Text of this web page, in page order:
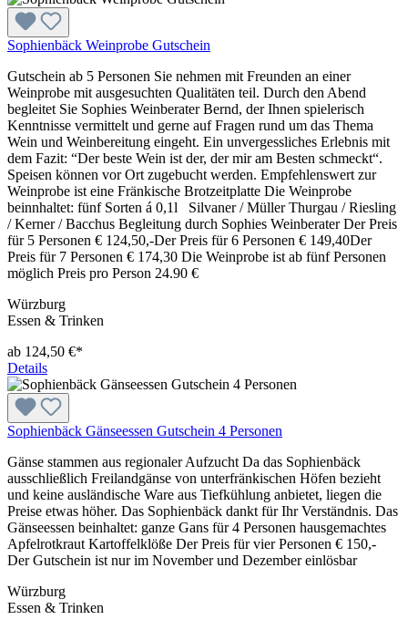
Sophienbäck Weinprobe Gutschein
Gutschein ab 5 Personen Sie nehmen mit Freunden an einer
Weinprobe mit ausgesuchten Qualitäten teil. Durch den Abend
begleitet Sie Sophies Weinberater Bernd, der Ihnen spielerisch
Kenntnisse vermittelt und gerne auf Fragen rund um das Thema
Wein und Weinbereitung eingeht. Ein unvergessliches Erlebnis mit
dem Fazit: “Der beste Wein ist der, der mir am Besten schmeckt“.
Speisen können vor Ort zugebucht werden. Empfehlenswert zur
Weinprobe ist eine Fränkische Brotzeitplatte Die Weinprobe
beinnhaltet: fünf Sorten á 0,1l Silvaner / Müller Thurgau / Riesling
/ Kerner / Bacchus Begleitung durch Sophies Weinberater Der Preis
für 5 Personen € 124,50,-Der Preis für 6 Personen € 149,40Der
Preis für 7 Personen € 174,30 Die Weinprobe ist ab fünf Personen
möglich Preis pro Person 24.90 €
Würzburg
Essen & Trinken
ab 124,50 €*
Details
Sophienbäck Gänseessen Gutschein 4 Personen
Gänse stammen aus regionaler Aufzucht Da das Sophienbäck
ausschließlich Freilandgänse von unterfränkischen Höfen bezieht
und keine ausländische Ware aus Tiefkühlung anbietet, liegen die
Preise etwas höher. Das Sophienbäck dankt für Ihr Verständnis. Das
Gänseessen beinhaltet: ganze Gans für 4 Personen hausgemachtes
Apfelrotkraut Kartoffelklöße Der Preis für vier Personen € 150,-
Der Gutschein ist nur im November und Dezember einlösbar
Würzburg
Essen & Trinken